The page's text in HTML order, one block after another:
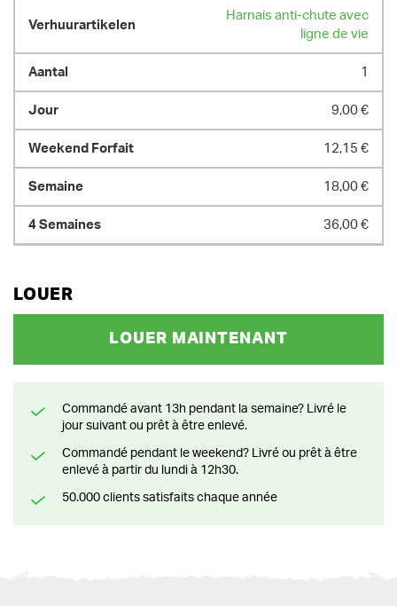
Harnais anti-chute avec
ligne de vie
1
9,00 €
12,15 €
18,00 €
36,00 €
LOUER
LOUER MAINTENANT
Commandé avant 13h pendant la semaine? Livré le
jour suivant ou prêt à être enlevé.
Commandé pendant le weekend? Livré ou prêt à être
enlevé à partir du lundi à 12h30.
50.000 clients satisfaits chaque année